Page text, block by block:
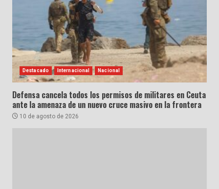
Destacado Internacional Nacional
Defensa cancela todos los permisos de militares en Ceuta
ante la amenaza de un nuevo cruce masivo en la frontera
10 de agosto de 2026